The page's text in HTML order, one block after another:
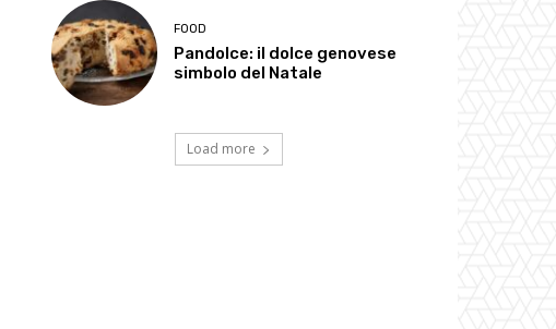
FOOD
Pandolce: il dolce genovese
simbolo del Natale
Load more